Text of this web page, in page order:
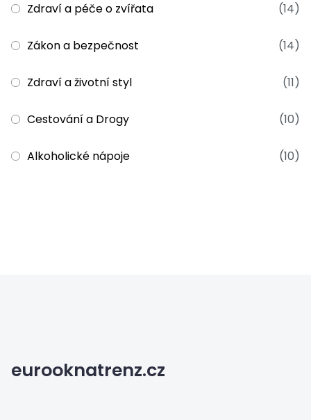
Zdraví a péče o zvířata (14)
Zákon a bezpečnost (14)
Zdraví a životní styl (11)
Cestování a Drogy (10)
Alkoholické nápoje (10)
eurooknatrenz.cz